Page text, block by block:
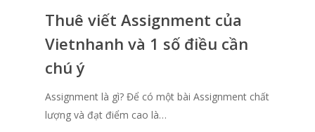
Thuê viết Assignment của
Vietnhanh và 1 số điều cần
chú ý
Assignment là gì? Để có một bài Assignment chất
lượng và đạt điểm cao là…